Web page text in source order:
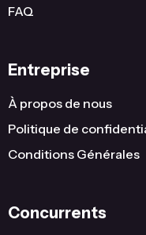
FAQ
Entreprise
À propos de nous
Politique de
Conditions Générales
Concurrents